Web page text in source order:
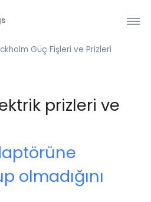
Güç Fişleri ve Prizleri
prizleri ve
olmadığını